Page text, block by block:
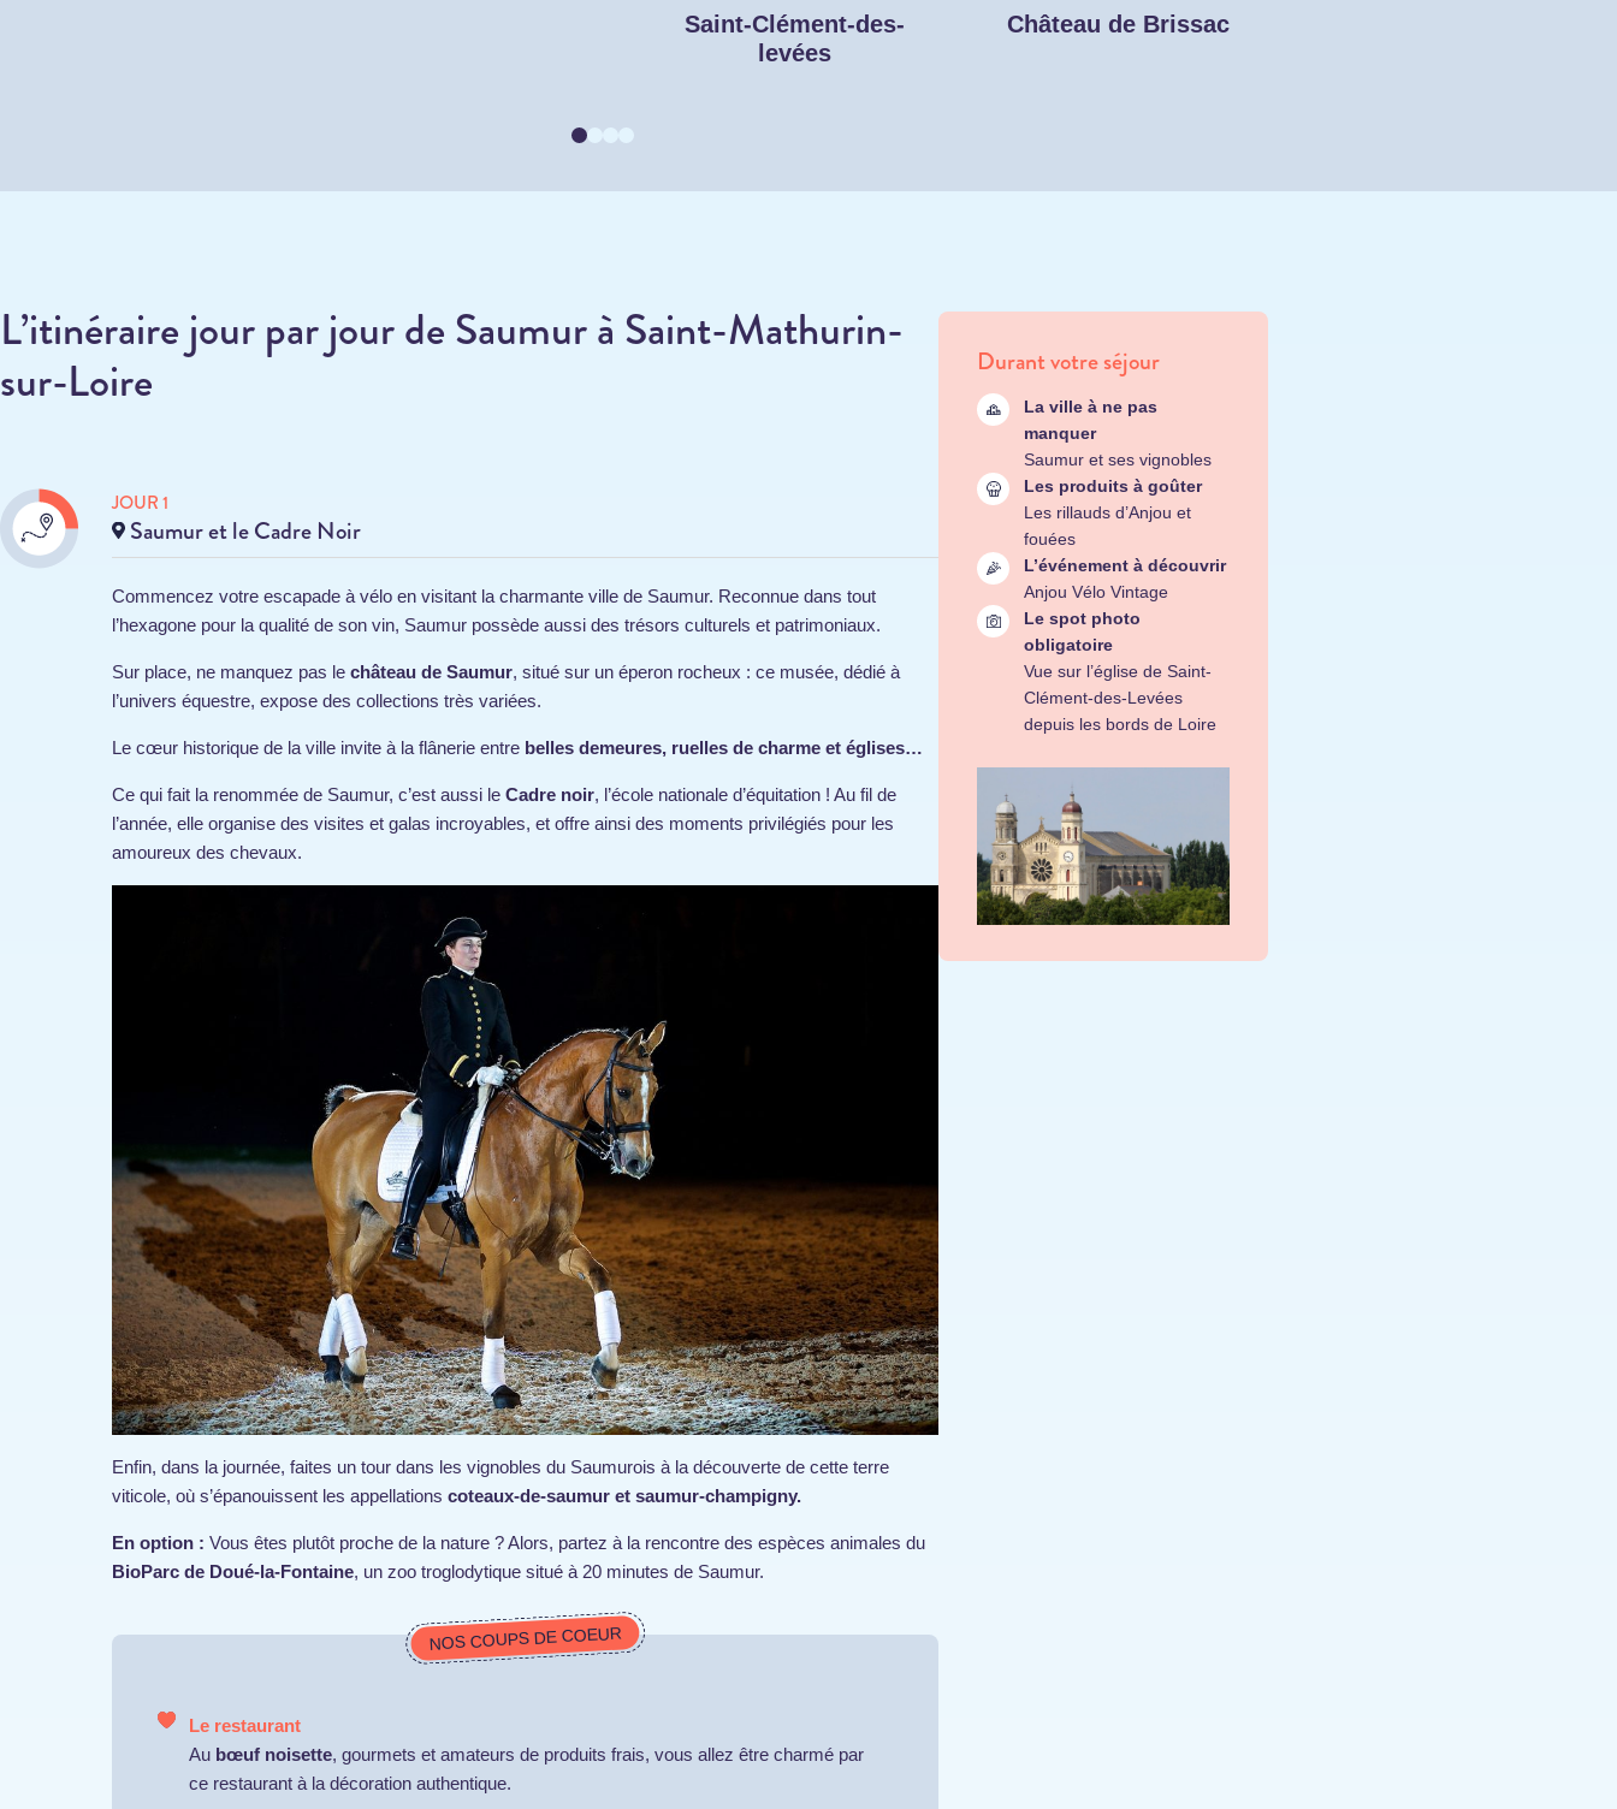
Saint-Clément-des-
levées
Château de Brissac
L’itinéraire jour par jour de Saumur à Saint-Mathurin-
sur-Loire
JOUR 1
Saumur et le Cadre Noir
Commencez votre escapade à vélo en visitant la charmante ville de Saumur. Reconnue dans tout
l’hexagone pour la qualité de son vin, Saumur possède aussi des trésors culturels et patrimoniaux.
Sur place, ne manquez pas le château de Saumur, situé sur un éperon rocheux : ce musée, dédié à
l’univers équestre, expose des collections très variées.
Le cœur historique de la ville invite à la flânerie entre belles demeures, ruelles de charme et églises…
Ce qui fait la renommée de Saumur, c’est aussi le Cadre noir, l’école nationale d’équitation ! Au fil de
l’année, elle organise des visites et galas incroyables, et offre ainsi des moments privilégiés pour les
amoureux des chevaux.
Enfin, dans la journée, faites un tour dans les vignobles du Saumurois à la découverte de cette terre
viticole, où s’épanouissent les appellations coteaux-de-saumur et saumur-champigny.
En option : Vous êtes plutôt proche de la nature ? Alors, partez à la rencontre des espèces animales du
BioParc de Doué-la-Fontaine, un zoo troglodytique situé à 20 minutes de Saumur.
NOS COUPS DE COEUR
Le restaurant
Au bœuf noisette, gourmets et amateurs de produits frais, vous allez être charmé par
ce restaurant à la décoration authentique.
Durant votre séjour
La ville à ne pas
manquer
Saumur et ses vignobles
Les produits à goûter
Les rillauds d’Anjou et
fouées
L’événement à découvrir
Anjou Vélo Vintage
Le spot photo
obligatoire
Vue sur l’église de Saint-
Clément-des-Levées
depuis les bords de Loire